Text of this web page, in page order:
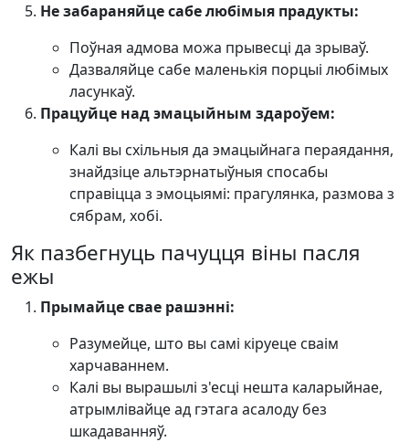
Не забараняйце сабе любімыя прадукты:
Поўная адмова можа прывесці да зрываў.
Дазваляйце сабе маленькія порцыі любімых
ласункаў.
Працуйце над эмацыйным здароўем:
Калі вы схільныя да эмацыйнага пераядання,
знайдзіце альтэрнатыўныя спосабы
справіцца з эмоцыямі: прагулянка, размова з
сябрам, хобі.
Як пазбегнуць пачуцця віны пасля
ежы
Прымайце свае рашэнні:
Разумейце, што вы самі кіруеце сваім
харчаваннем.
Калі вы вырашылі з'есці нешта каларыйнае,
атрымлівайце ад гэтага асалоду без
шкадаванняў.